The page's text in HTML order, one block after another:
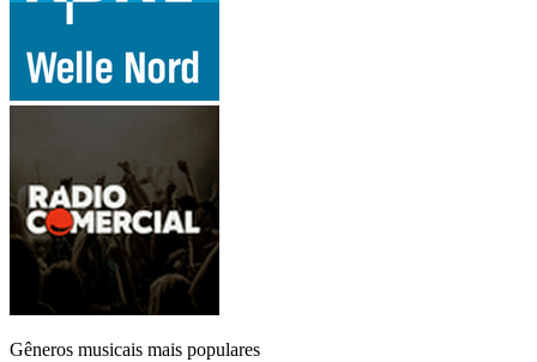
Gêneros musicais mais populares